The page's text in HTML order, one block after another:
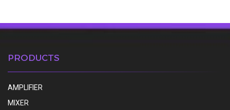
PRODUCTS
AMPLIFIER
MIXER